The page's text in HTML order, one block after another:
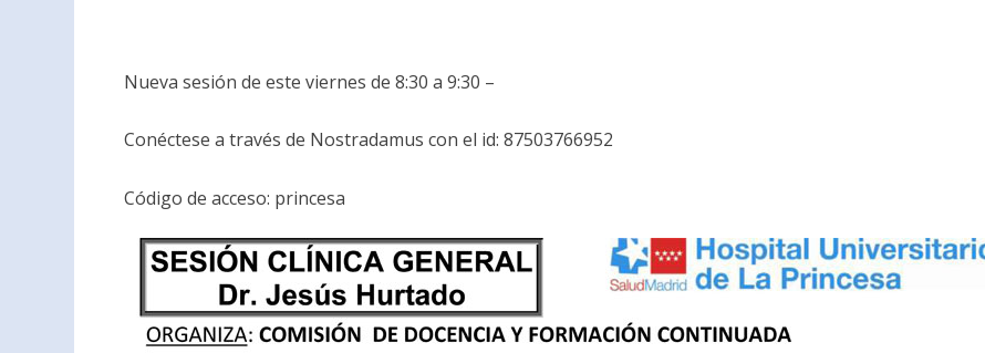
Nueva sesión de este viernes de 8:30 a 9:30 –
Conéctese a través de Nostradamus con el id: 87503766952
Código de acceso: princesa